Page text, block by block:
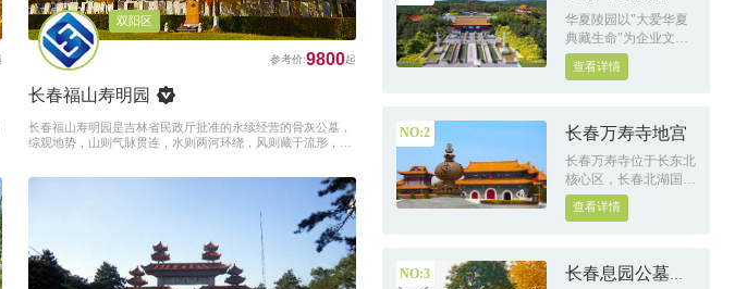
双阳区
9800
长春福山寿明园
长春福山寿明园是吉林省民政厅批准的永续经营的骨灰公墓，
综观地势，山则气脉贯连，水则两河环绕，风则藏于流形，路
华夏陵园以"大爱华夏
典藏生命"为企业文化,
尊崇儒家"泛爱众"精
神,我为人人,兼济天下;
爱客户 爱同仁 爱家人
传承师"为职业操守,实
行接待流程亲人化陪同
服务、安保半军事化管
理、物业管理小区化,
查看详情
NO:2 长春万寿寺地宫
长春万寿寺位于长东北
核心区，长春北湖国家
湿地公园北侧，长春万
寿寺占地面积5.17万平
平方米，寺庙中轴线为
查看详情
NO:3
长春息园公墓